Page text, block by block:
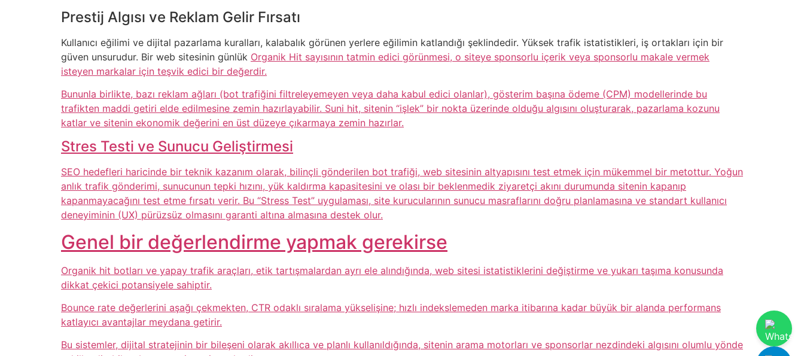
Prestij Algısı ve Reklam Gelir Fırsatı
Kullanıcı eğilimi ve dijital pazarlama kuralları, kalabalık görünen yerlere eğilimin katlandığı şeklindedir. Yüksek trafik istatistikleri, iş ortakları için bir
güven unsurudur. Bir web sitesinin günlük Organik Hit sayısının tatmin edici görünmesi, o siteye sponsorlu içerik veya sponsorlu makale vermek
isteyen markalar için teşvik edici bir değerdir.
Bununla birlikte, bazı reklam ağları (bot trafiğini filtreleyemeyen veya daha kabul edici olanlar), gösterim başına ödeme (CPM) modellerinde bu
trafikten maddi getiri elde edilmesine zemin hazırlayabilir. Suni hit, sitenin “işlek” bir nokta üzerinde olduğu algısını oluşturarak, pazarlama kozunu
katlar ve sitenin ekonomik değerini en üst düzeye çıkarmaya zemin hazırlar.
Stres Testi ve Sunucu Geliştirmesi
SEO hedefleri haricinde bir teknik kazanım olarak, bilinçli gönderilen bot trafiği, web sitesinin altyapısını test etmek için mükemmel bir metottur. Yoğun
anlık trafik gönderimi, sunucunun tepki hızını, yük kaldırma kapasitesini ve olası bir beklenmedik ziyaretçi akını durumunda sitenin kapanıp
kapanmayacağını test etme fırsatı verir. Bu “Stress Test” uygulaması, site kurucularının sunucu masraflarını doğru planlamasına ve standart kullanıcı
deneyiminin (UX) pürüzsüz olmasını garanti altına almasına destek olur.
Genel bir değerlendirme yapmak gerekirse
Organik hit botları ve yapay trafik araçları, etik tartışmalardan ayrı ele alındığında, web sitesi istatistiklerini değiştirme ve yukarı taşıma konusunda
dikkat çekici potansiyele sahiptir.
Bounce rate değerlerini aşağı çekmekten, CTR odaklı sıralama yükselişine; hızlı indekslemeden marka itibarına kadar büyük bir alanda performans
katlayıcı avantajlar meydana getirir.
Bu sistemler, dijital stratejinin bir bileşeni olarak akıllıca ve planlı kullanıldığında, sitenin arama motorları ve sponsorlar nezdindeki algısını olumlu yönde